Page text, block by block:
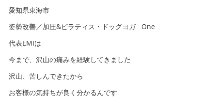
愛知県東海市
姿勢改善／加圧&ピラティス・ドッグヨガ One
代表EMIは
今まで、沢山の痛みを経験してきました
沢山、苦しんできたから
お客様の気持ちが良く分かるんです